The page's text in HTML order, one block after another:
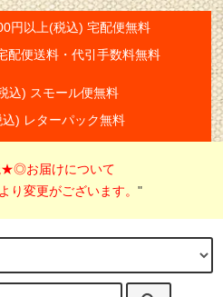
円以上(税込) 宅配便無料
配便送料・代引手数料無料
込) スモール便無料
) レターパック無料
お届けについて
り変更がございます。"